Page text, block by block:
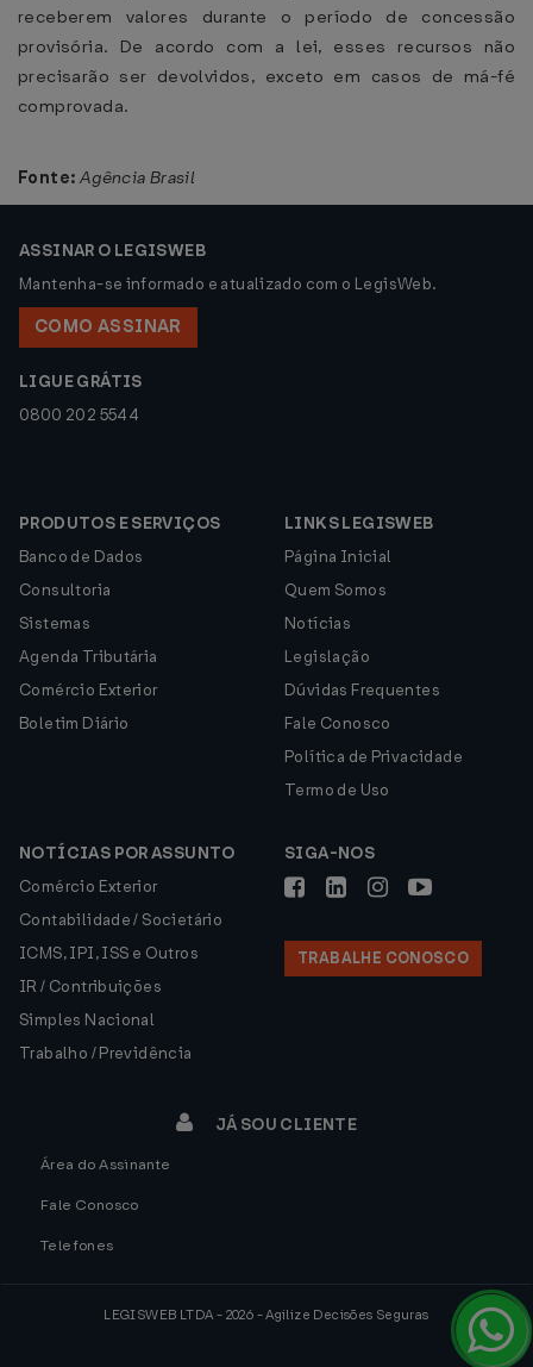
receberem valores durante o período de concessão
provisória. De acordo com a lei, esses recursos não
precisarão ser devolvidos, exceto em casos de má-fé
comprovada.
Fonte: Agência Brasil
ASSINAR O LEGISWEB
Mantenha-se informado e atualizado com o LegisWeb.
COMO ASSINAR
LIGUE GRÁTIS
0800 202 5544
PRODUTOS E SERVIÇOS
Banco de Dados
Consultoria
Sistemas
Agenda Tributária
Comércio Exterior
Boletim Diário
LINKS LEGISWEB
Página Inicial
Quem Somos
Notícias
Legislação
Dúvidas Frequentes
Fale Conosco
Política de Privacidade
Termo de Uso
NOTÍCIAS POR ASSUNTO
Comércio Exterior
Contabilidade / Societário
ICMS, IPI, ISS e Outros
IR / Contribuições
Simples Nacional
Trabalho / Previdência
SIGA-NOS
TRABALHE CONOSCO
JÁ SOU CLIENTE
Área do Assinante
Fale Conosco
Telefones
LEGISWEB LTDA - 2026 - Agilize Decisões Seguras